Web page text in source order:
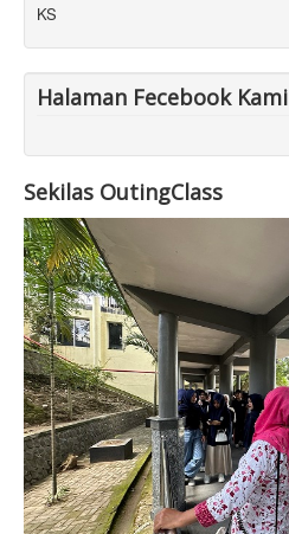
KS
Halaman Fecebook Kami
Sekilas OutingClass